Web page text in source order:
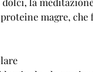
magre,